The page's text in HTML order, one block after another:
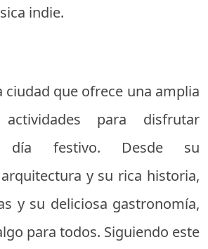
indie.
ciudad que ofrece una amplia
para disfrutar
día festivo. Desde su
y su rica historia,
y su deliciosa gastronomía,
para todos. Siguiendo este